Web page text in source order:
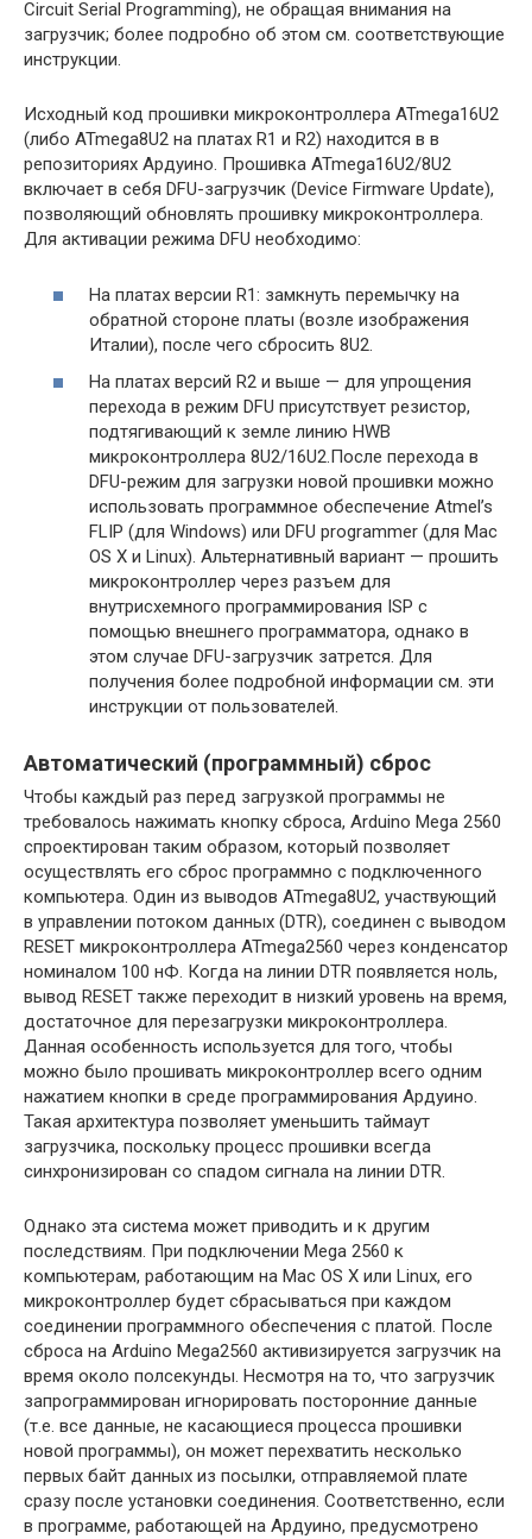
Circuit Serial Programming), не обращая внимания на
загрузчик; более подробно об этом см. соответствующие
инструкции.
Исходный код прошивки микроконтроллера ATmega16U2
(либо ATmega8U2 на платах R1 и R2) находится в в
репозиториях Ардуино. Прошивка ATmega16U2/8U2
включает в себя DFU-загрузчик (Device Firmware Update),
позволяющий обновлять прошивку микроконтроллера.
Для активации режима DFU необходимо:
На платах версии R1: замкнуть перемычку на
обратной стороне платы (возле изображения
Италии), после чего сбросить 8U2.
На платах версий R2 и выше — для упрощения
перехода в режим DFU присутствует резистор,
подтягивающий к земле линию HWB
микроконтроллера 8U2/16U2.После перехода в
DFU-режим для загрузки новой прошивки можно
использовать программное обеспечение Atmel’s
FLIP (для Windows) или DFU programmer (для Mac
OS X и Linux). Альтернативный вариант — прошить
микроконтроллер через разъем для
внутрисхемного программирования ISP с
помощью внешнего программатора, однако в
этом случае DFU-загрузчик затрется. Для
получения более подробной информации см. эти
инструкции от пользователей.
Автоматический (программный) сброс
Чтобы каждый раз перед загрузкой программы не
требовалось нажимать кнопку сброса, Arduino Mega 2560
спроектирован таким образом, который позволяет
осуществлять его сброс программно с подключенного
компьютера. Один из выводов ATmega8U2, участвующий
в управлении потоком данных (DTR), соединен с выводом
RESET микроконтроллера ATmega2560 через конденсатор
номиналом 100 нФ. Когда на линии DTR появляется ноль,
вывод RESET также переходит в низкий уровень на время,
достаточное для перезагрузки микроконтроллера.
Данная особенность используется для того, чтобы
можно было прошивать микроконтроллер всего одним
нажатием кнопки в среде программирования Ардуино.
Такая архитектура позволяет уменьшить таймаут
загрузчика, поскольку процесс прошивки всегда
синхронизирован со спадом сигнала на линии DTR.
Однако эта система может приводить и к другим
последствиям. При подключении Mega 2560 к
компьютерам, работающим на Mac OS X или Linux, его
микроконтроллер будет сбрасываться при каждом
соединении программного обеспечения с платой. После
сброса на Arduino Mega2560 активизируется загрузчик на
время около полсекунды. Несмотря на то, что загрузчик
запрограммирован игнорировать посторонние данные
(т.е. все данные, не касающиеся процесса прошивки
новой программы), он может перехватить несколько
первых байт данных из посылки, отправляемой плате
сразу после установки соединения. Соответственно, если
в программе, работающей на Ардуино, предусмотрено